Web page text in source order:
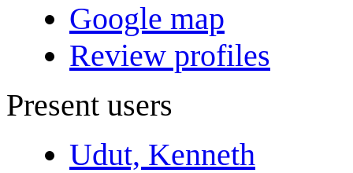
Google map
Review profiles
Present users
Udut, Kenneth